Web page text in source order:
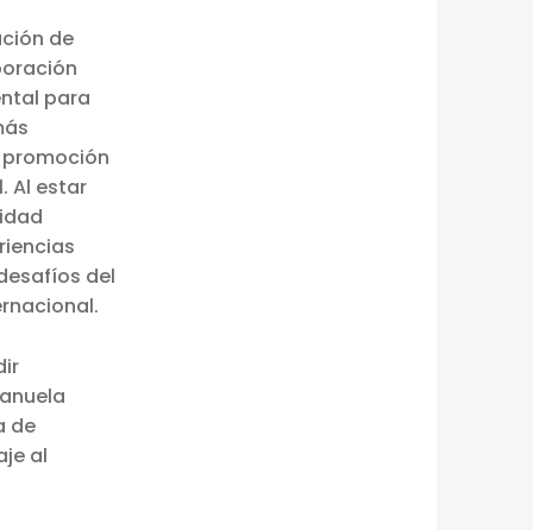
de
para
Al estar
del
de
al